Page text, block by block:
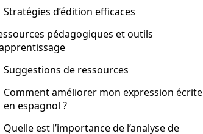
Stratégies d’édition efficaces
pédagogiques et outils
Suggestions de ressources
Comment améliorer mon expression écrite
en espagnol ?
Quelle est l’importance de l’analyse de